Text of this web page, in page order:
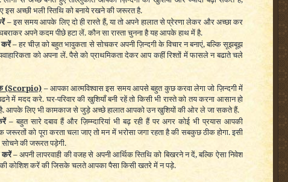
इस अच्छी भली स्तिथि को बनाये रखने की जरूरत है.
–इस समय आपके लिए दो ही रास्ते हैं, या तो अपने हालात से प्रेरणा लेकर और अच्छा कर
अपने कदम पीछे हटा लें. कौन सा रास्ता चुनना है यह आपके हाथ में है.
करें –हर चीज़ को बहुत भावुकता से सोचकर अपनी ज़िन्दगी के विचार न बनाएं, बल्कि सूझबूझ
को अपना लें. पैसे को प्राथमिकता देकर आप कहीं रिश्तों में फासले न बढाते चले
(Scorpio) –आपका आत्मविश्वास इस समय आपसे बहुत कुछ करवा लेगा जो ज़िन्दगी में
में मदद करे. घर-परिवार की खुशियाँ बनी रहें तो किसी भी रास्ते को तय करना आसान हो
है. आपके लिए भी कामकाज से जुड़े अच्छे हालात आपको उन खुशियों की ओर ले जा सकते हैं.
–बहुत सारे दबाव हैं और ज़िम्म्दारियां भी बढ़ रही हैं पर अगर कोई भी प्रयास आपकी
जरूरतों को पूरा करता चला जाए तो मन में भरोसा जगा रहता है की सबकुछ ठीक होगा. इसी
की जरूरत पड़ेगी.
करें –अपनी लापरवाही की वजह से अपनी आर्थिक स्तिथि को बिखरने न दें, बल्कि ऐसा निवेश
कोशिश करें की जिसके चलते आपका पैसा किसी खतरे में न पड़े.